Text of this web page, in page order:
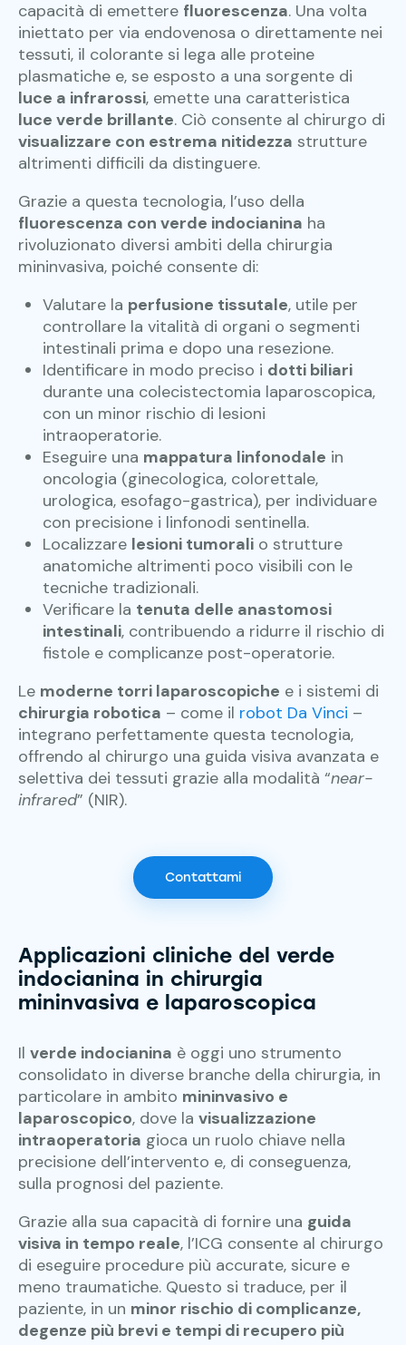
capacità di emettere fluorescenza. Una volta
iniettato per via endovenosa o direttamente nei
tessuti, il colorante si lega alle proteine
plasmatiche e, se esposto a una sorgente di
luce a infrarossi, emette una caratteristica
luce verde brillante. Ciò consente al chirurgo di
visualizzare con estrema nitidezza strutture
altrimenti difficili da distinguere.
Grazie a questa tecnologia, l’uso della
fluorescenza con verde indocianina ha
rivoluzionato diversi ambiti della chirurgia
mininvasiva, poiché consente di:
Valutare la perfusione tissutale, utile per
controllare la vitalità di organi o segmenti
intestinali prima e dopo una resezione.
Identificare in modo preciso i dotti biliari
durante una colecistectomia laparoscopica,
con un minor rischio di lesioni
intraoperatorie.
Eseguire una mappatura linfonodale in
oncologia (ginecologica, colorettale,
urologica, esofago-gastrica), per individuare
con precisione i linfonodi sentinella.
Localizzare lesioni tumorali o strutture
anatomiche altrimenti poco visibili con le
tecniche tradizionali.
Verificare la tenuta delle anastomosi
intestinali, contribuendo a ridurre il rischio di
fistole e complicanze post-operatorie.
Le moderne torri laparoscopiche e i sistemi di
chirurgia robotica – come il robot Da Vinci –
integrano perfettamente questa tecnologia,
offrendo al chirurgo una guida visiva avanzata e
selettiva dei tessuti grazie alla modalità “near-
infrared” (NIR).
Contattami
Applicazioni cliniche del verde
indocianina in chirurgia
mininvasiva e laparoscopica
Il verde indocianina è oggi uno strumento
consolidato in diverse branche della chirurgia, in
particolare in ambito mininvasivo e
laparoscopico, dove la visualizzazione
intraoperatoria gioca un ruolo chiave nella
precisione dell’intervento e, di conseguenza,
sulla prognosi del paziente.
Grazie alla sua capacità di fornire una guida
visiva in tempo reale, l’ICG consente al chirurgo
di eseguire procedure più accurate, sicure e
meno traumatiche. Questo si traduce, per il
paziente, in un minor rischio di complicanze,
degenze più brevi e tempi di recupero più